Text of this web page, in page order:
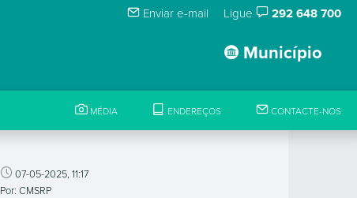
Enviar e-mail Ligue 292 648 700
Município
MÉDIA ENDEREÇOS CONTACTE-NOS
07-05-2025, 11:17
Por: CMSRP